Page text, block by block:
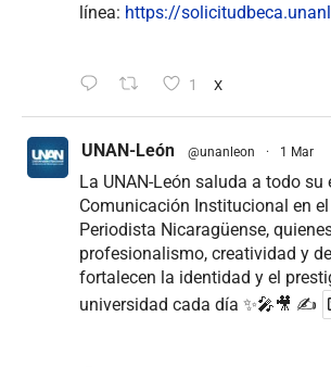
línea: https://
1 X
UNAN-León @unanleon · 1 Mar
La UNAN-León saluda a todo su
Comunicación Institucional en
Periodista Nicaragüense,
profesionalismo, creatividad y
fortalecen la identidad y el
universidad cada día ✨🎤🎥 ✍